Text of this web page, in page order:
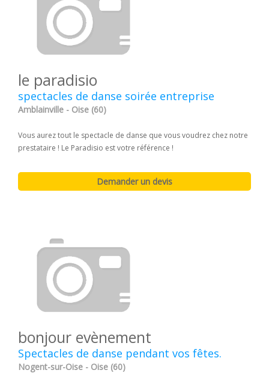
le paradisio
spectacles de danse soirée entreprise
Amblainville - Oise (60)
Vous aurez tout le spectacle de danse que vous voudrez chez notre
prestataire ! Le Paradisio est votre référence !
bonjour evènement
Spectacles de danse pendant vos fêtes.
Nogent-sur-Oise - Oise (60)